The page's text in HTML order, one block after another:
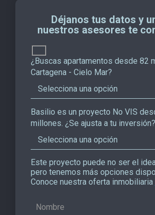
Déjanos tus datos y
nuestros asesores te
¿Buscas apartamentos desde 82
Cartagena - Cielo Mar?
Basilio es un proyecto No VIS
millones. ¿Se ajusta a tu inversión?
Este proyecto puede no ser el
pero tenemos más opciones
Conoce nuestra oferta inmobiliaria